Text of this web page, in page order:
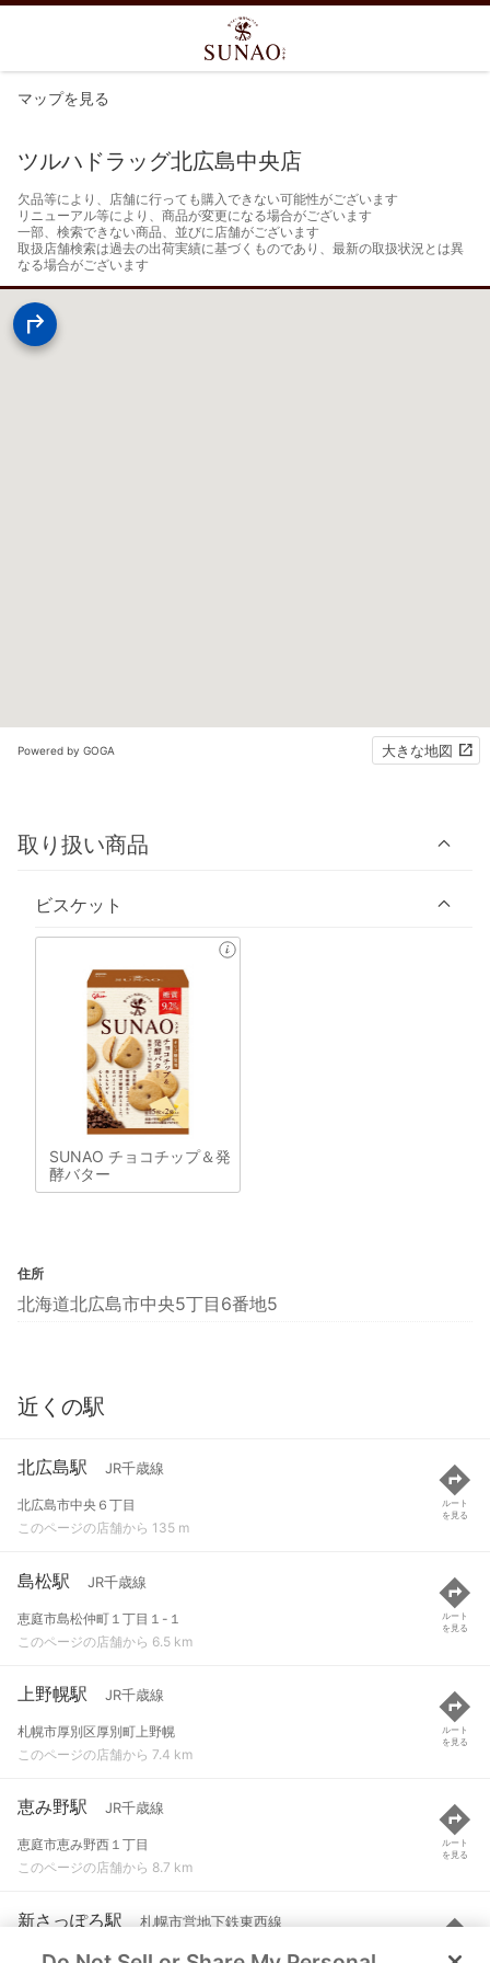
マップを見る
ツルハドラッグ北広島中央店
欠品等により、店舗に行っても購入できない可能性がございます
リニューアル等により、商品が変更になる場合がございます
一部、検索できない商品、並びに店舗がございます
取扱店舗検索は過去の出荷実績に基づくものであり、最新の取扱状況とは異
なる場合がございます
Powered by GOGA 大きな地図
取り扱い商品
ビスケット
SUNAO チョコチップ＆発
酵バター
住所
北海道北広島市中央5丁目6番地5
近くの駅
北広島駅 JR千歳線
北広島市中央６丁目
このページの店舗から 135 m
ルート
を見る
島松駅 JR千歳線
恵庭市島松仲町１丁目１-１
このページの店舗から 6.5 km
ルート
を見る
上野幌駅 JR千歳線
札幌市厚別区厚別町上野幌
このページの店舗から 7.4 km
ルート
を見る
恵み野駅 JR千歳線
恵庭市恵み野西１丁目
このページの店舗から 8.7 km
ルート
を見る
新さっぽろ駅 札幌市営地下鉄東西線
札幌市厚別区厚別中央２条５
ルート